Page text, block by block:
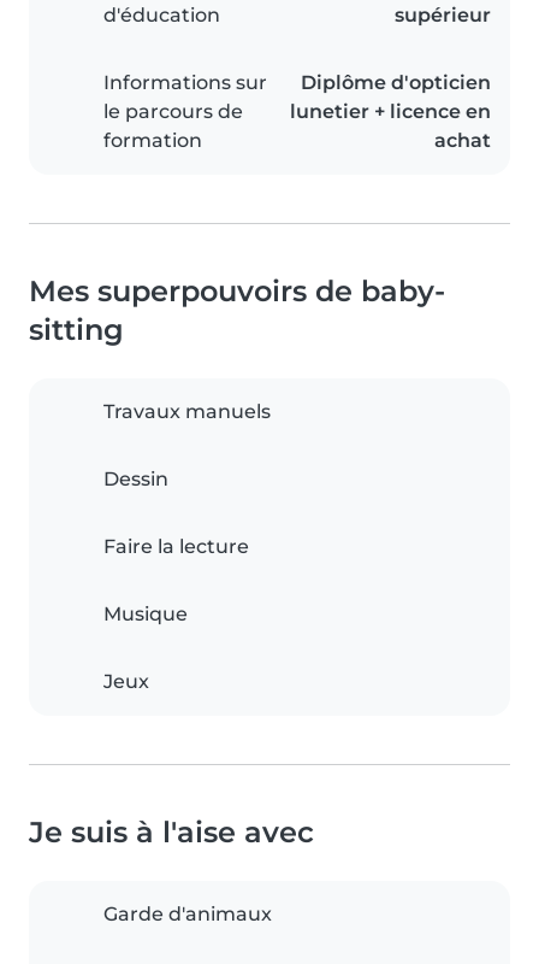
d'éducation
supérieur
Informations sur
le parcours de
formation
Diplôme d'opticien
lunetier + licence en
achat
Mes superpouvoirs de baby-
sitting
Travaux manuels
Dessin
Faire la lecture
Musique
Jeux
Je suis à l'aise avec
Garde d'animaux